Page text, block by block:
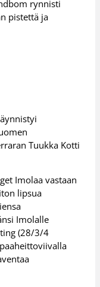
rynnisti
pistettä ja
Tuukka Kotti
Imolaa vastaan
lipsua
Imolalle
(28/3/4